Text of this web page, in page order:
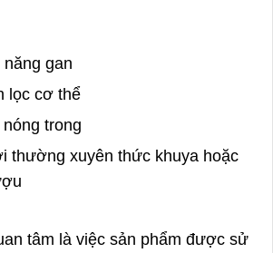
gan
lọc cơ thể
trong
thường xuyên thức khuya hoặc
tâm là việc sản phẩm được sử